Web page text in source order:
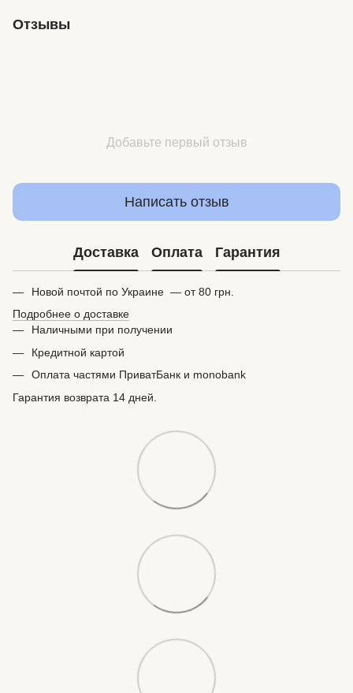
Отзывы
Добавьте первый отзыв
Написать отзыв
Доставка Оплата Гарантия
Новой почтой по Украине — от 80 грн.
Подробнее о доставке
Наличными при получении
Кредитной картой
Оплата частями ПриватБанк и monobank
Гарантия возврата 14 дней.